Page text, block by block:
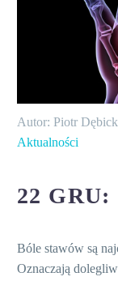
Autor: Piotr
Aktualności
22 GRU:
Bóle stawów są
Oznaczają